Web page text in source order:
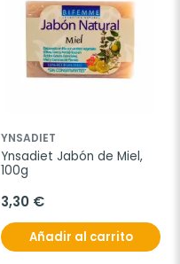
YNSADIET
Ynsadiet Jabón de Miel,
100g
3,30 €
Añadir al carrito